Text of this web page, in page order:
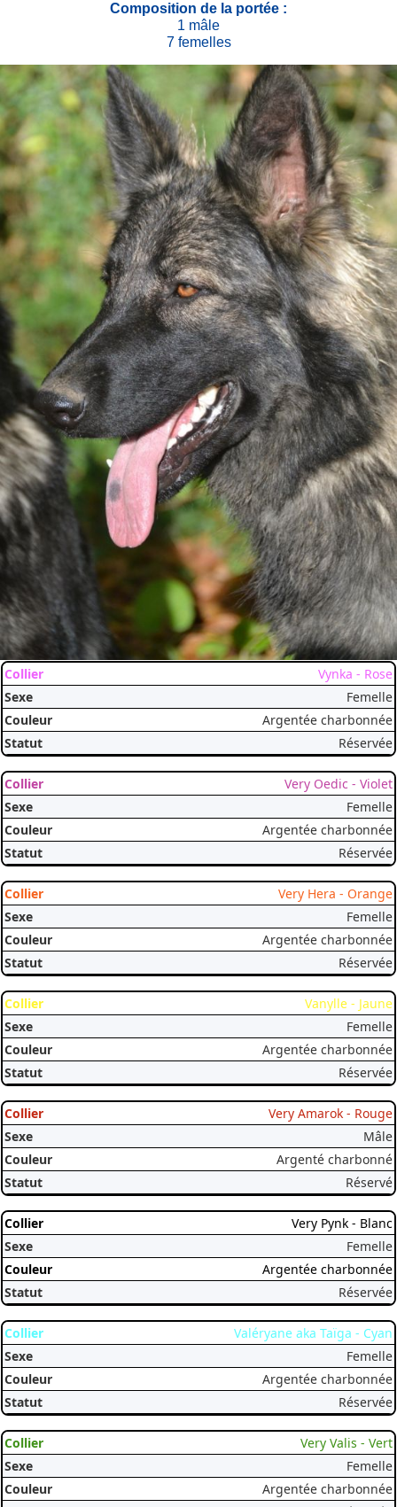
Composition de la portée :
1 mâle
7 femelles
Vynka - Rose
Femelle
Argentée charbonnée
Réservée
Very Oedic - Violet
Femelle
Argentée charbonnée
Réservée
Very Hera - Orange
Femelle
Argentée charbonnée
Réservée
Vanylle - Jaune
Femelle
Argentée charbonnée
Réservée
Very Amarok - Rouge
Mâle
Argenté charbonné
Réservé
Very Pynk - Blanc
Femelle
Argentée charbonnée
Réservée
Valéryane aka Taïga - Cyan
Femelle
Argentée charbonnée
Réservée
Very Valis - Vert
Femelle
Argentée charbonnée